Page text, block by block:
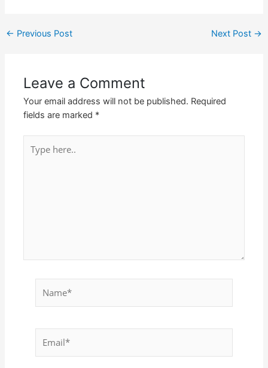
← Previous Post Next Post →
Leave a Comment
Your email address will not be published. Required
fields are marked *
here..